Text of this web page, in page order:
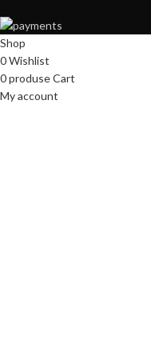
Shop
0Wishlist
0produseCart
My account